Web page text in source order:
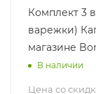
Комплект 3
варежки)
магазине
В наличии
Цена со